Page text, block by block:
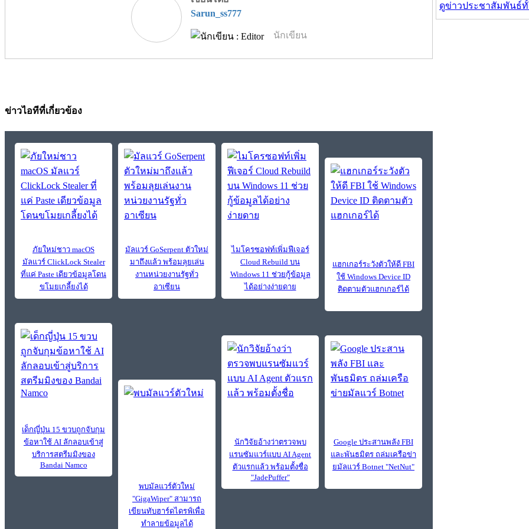
Sarun_ss777
นักเขียน
ข่าวไอทีที่เกี่ยวข้อง
ภัยใหม่ชาว macOS
มัลแวร์ ClickLock Stealer
ที่แค่ Paste เดียวข้อมูลโดน
ขโมยเกลี้ยงได้
มัลแวร์ GoSerpent ตัวใหม่
มาถึงแล้ว พร้อมลุยเล่น
งานหน่วยงานรัฐทั่ว
อาเซียน
ไมโครซอฟท์เพิ่มฟีเจอร์
Cloud Rebuild บน
Windows 11 ช่วยกู้ข้อมูล
ได้อย่างง่ายดาย
แฮกเกอร์ระวังตัวให้ดี FBI
ใช้ Windows Device ID
ติดตามตัวแฮกเกอร์ได้
เด็กญี่ปุ่น 15 ขวบถูกจับกุม
ข้อหาใช้ AI ลักลอบเข้าสู่
บริการสตรีมมิงของ
Bandai Namco
พบมัลแวร์ตัวใหม่
"GigaWiper" สามารถ
เขียนทับฮาร์ดไดรฟ์เพื่อ
ทำลายข้อมูลได้
นักวิจัยอ้างว่าตรวจพบ
แรนซัมแวร์แบบ AI Agent
ตัวแรกแล้ว พร้อมตั้งชื่อ
"JadePuffer"
Google ประสานพลัง FBI
และพันธมิตร ถล่มเครือข่า
ยมัลแวร์ Botnet "NetNut"
ดูข่าวประชาสัมพันธ์